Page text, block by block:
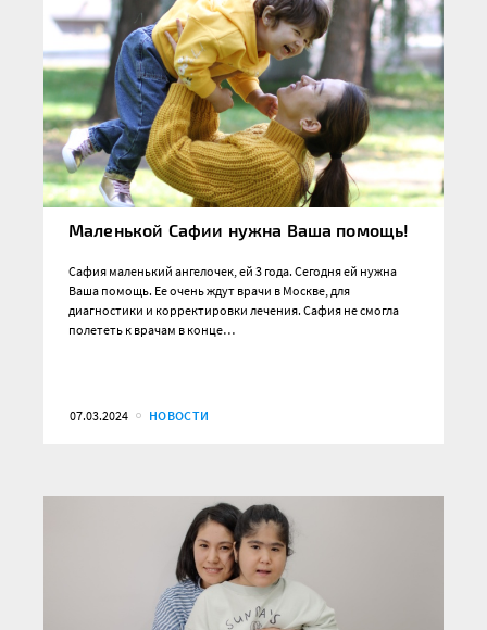
Маленькой Сафии нужна Ваша помощь!
Сафия маленький ангелочек, ей 3 года. Сегодня ей нужна
Ваша помощь. Ее очень ждут врачи в Москве, для
диагностики и корректировки лечения. Сафия не смогла
полететь к врачам в конце…
07.03.2024 НОВОСТИ